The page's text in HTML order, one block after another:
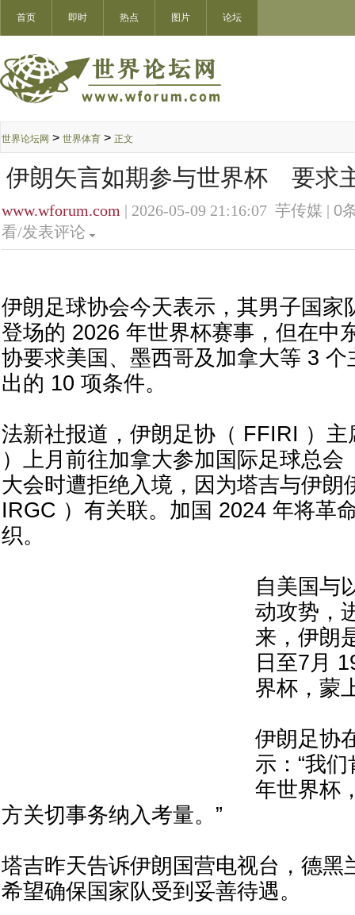
首页 即时 热点 图片 论坛
世界论坛网 > 世界体育 > 正文
伊朗矢言如期参与世界杯 要求
www.wforum.com | 2026-05-09 21:16:07 芋传媒 | 0
看/发表评论
伊朗足球协会今天表示，其男子国家
登场的 2026 年世界杯赛事，但在中
协要求美国、墨西哥及加拿大等 3
出的 10 项条件。
法新社报道，伊朗足协（ FFIRI ）主
）上月前往加拿大参加国际足球总会
大会时遭拒绝入境，因为塔吉与伊朗
IRGC ）有关联。加国 2024 年将革
织。
自美国与
动攻势，
来，伊朗
日至7月
界杯，蒙
伊朗足协
示：“我
年世界杯
方关切事务纳入考量。”
塔吉昨天告诉伊朗国营电视台，德黑
希望确保国家队受到妥善待遇。